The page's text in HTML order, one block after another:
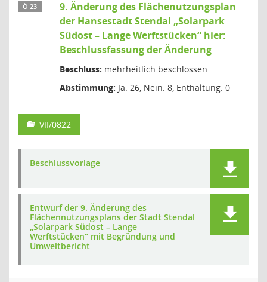
Ö 23
9. Änderung des Flächenutzungsplan
der Hansestadt Stendal „Solarpark
Südost – Lange Werftstücken“ hier:
Beschlussfassung der Änderung
Beschluss: mehrheitlich beschlossen
Abstimmung: Ja: 26, Nein: 8, Enthaltung: 0
VII/0822
Beschlussvorlage
Entwurf der 9. Änderung des
Flächennutzungsplans der Stadt Stendal
„Solarpark Südost – Lange
Werftstücken“ mit Begründung und
Umweltbericht